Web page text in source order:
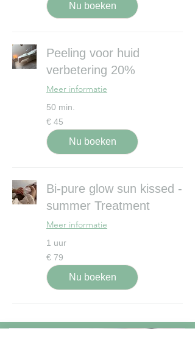
Nu boeken
Peeling voor huid
verbetering 20%
Meer informatie
50 min.
45
euro
€ 45
Nu boeken
Bi-pure glow sun kissed -
summer Treatment
Meer informatie
1 uur
79
euro
€ 79
Nu boeken